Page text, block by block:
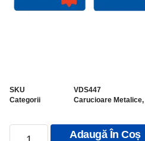
SKU
VDS447
Categorii
Carucioare Metalice,
Adaugă În Coș